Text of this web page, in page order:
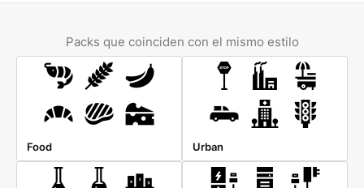
Packs que coinciden con el mismo estilo
Food Urban